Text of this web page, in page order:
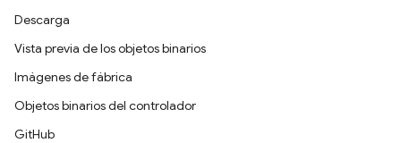
Descarga
Vista previa de los objetos binarios
Imágenes de fábrica
Objetos binarios del controlador
GitHub